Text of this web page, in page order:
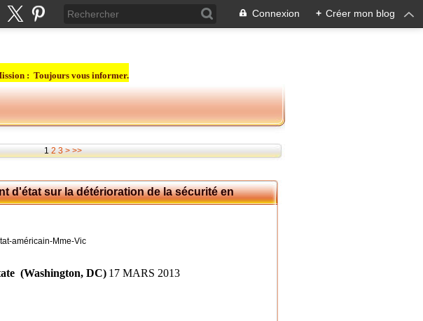
Connexion + Créer mon blog
: Toujours vous informer.
1 2 3 > >>
d'état sur la détérioration de la sécurité en
(Washington, DC) 17 MARS 2013